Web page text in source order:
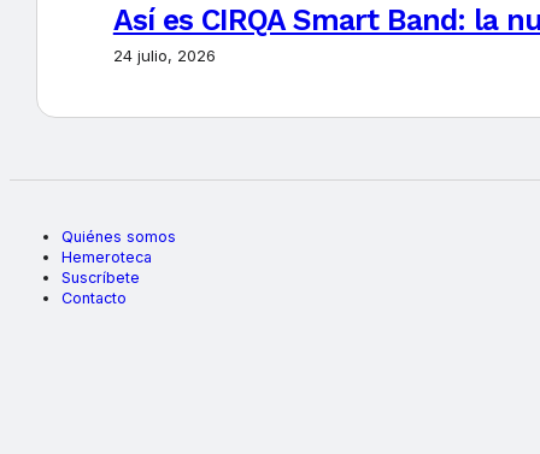
Así es CIRQA Smart Band: la
24 julio, 2026
Quiénes somos
Hemeroteca
Suscríbete
Contacto